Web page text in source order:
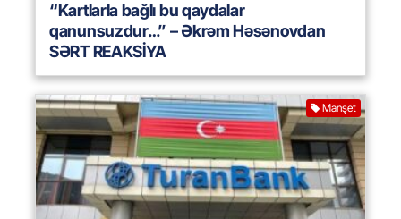
“Kartlarla bağlı bu qaydalar
qanunsuzdur…” – Əkrəm Həsənovdan
SƏRT REAKSİYA
Manşet